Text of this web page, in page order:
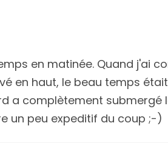
en matinée. Quand j'ai
en haut, le beau temps
a complètement submergé
un peu expeditif du coup ;-)